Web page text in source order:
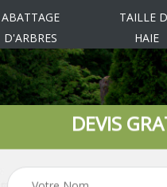
ABATTAGE
D'ARBRES
TAILLE
HAIE
DEVIS